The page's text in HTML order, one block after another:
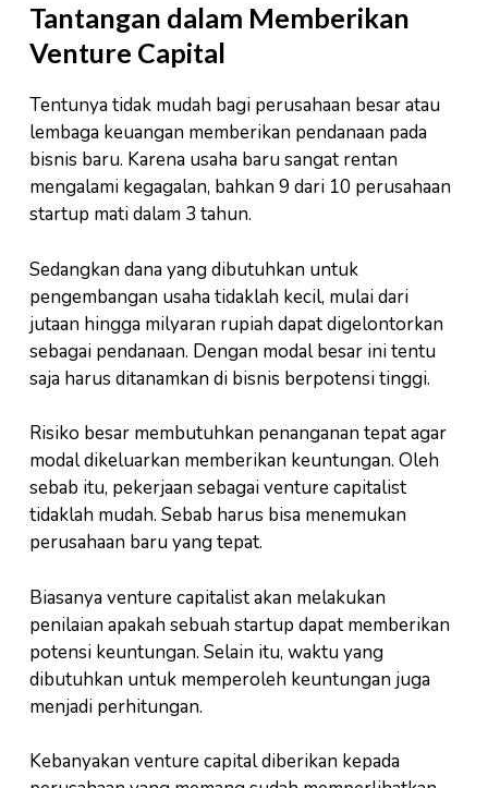
Tantangan dalam Memberikan
Venture Capital
Tentunya tidak mudah bagi perusahaan besar atau
lembaga keuangan memberikan pendanaan pada
bisnis baru. Karena usaha baru sangat rentan
mengalami kegagalan, bahkan 9 dari 10 perusahaan
startup mati dalam 3 tahun.
Sedangkan dana yang dibutuhkan untuk
pengembangan usaha tidaklah kecil, mulai dari
jutaan hingga milyaran rupiah dapat digelontorkan
sebagai pendanaan. Dengan modal besar ini tentu
saja harus ditanamkan di bisnis berpotensi tinggi.
Risiko besar membutuhkan penanganan tepat agar
modal dikeluarkan memberikan keuntungan. Oleh
sebab itu, pekerjaan sebagai venture capitalist
tidaklah mudah. Sebab harus bisa menemukan
perusahaan baru yang tepat.
Biasanya venture capitalist akan melakukan
penilaian apakah sebuah startup dapat memberikan
potensi keuntungan. Selain itu, waktu yang
dibutuhkan untuk memperoleh keuntungan juga
menjadi perhitungan.
Kebanyakan venture capital diberikan kepada